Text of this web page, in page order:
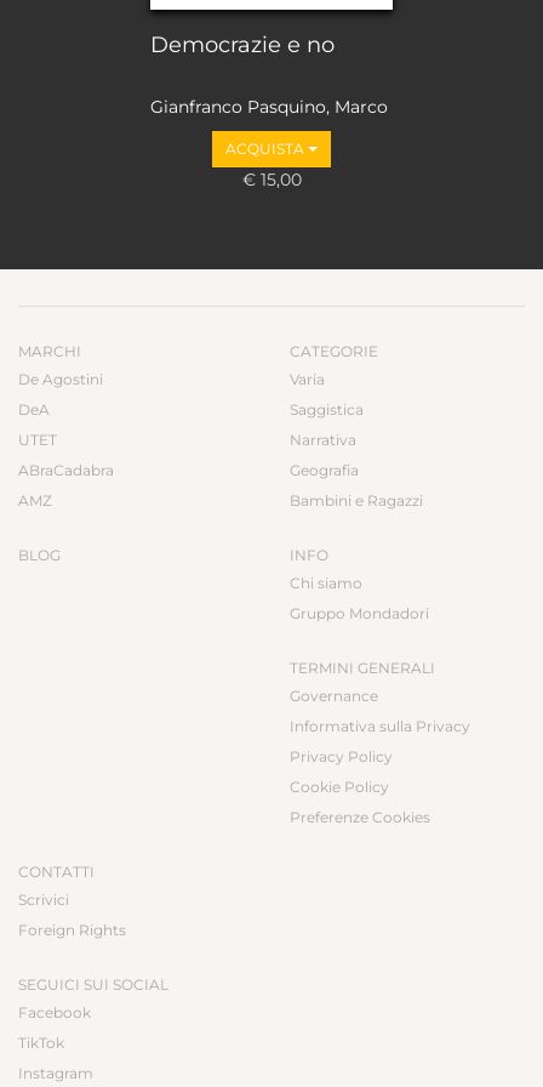
Democrazie e no
Gianfranco Pasquino, Marco
Valbruzzi
ACQUISTA
€ 15,00
MARCHI
De Agostini
DeA
UTET
ABraCadabra
AMZ
BLOG
CATEGORIE
Varia
Saggistica
Narrativa
Geografia
Bambini e Ragazzi
INFO
Chi siamo
Gruppo Mondadori
TERMINI GENERALI
Governance
Informativa sulla Privacy
Privacy Policy
Cookie Policy
Preferenze Cookies
CONTATTI
Scrivici
Foreign Rights
SEGUICI SUI SOCIAL
Facebook
TikTok
Instagram